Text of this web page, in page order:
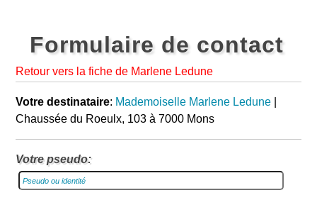
Formulaire de contact
Retour vers la fiche de Marlene Ledune
Votre destinataire: Mademoiselle Marlene Ledune
Chaussée du Roeulx, 103 à 7000 Mons
Votre pseudo: